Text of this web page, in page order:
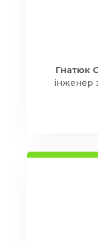
Гнатюк
інженер